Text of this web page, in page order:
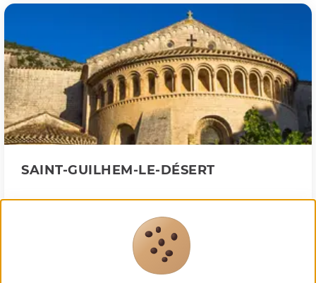
SAINT-GUILHEM-LE-DÉSERT
Hérault